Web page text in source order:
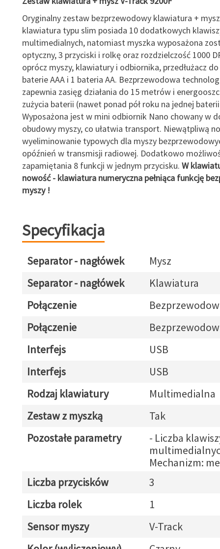
Oryginalny zestaw bezprzewodowy klawiatura +
klawiatura typu slim posiada 10 dodatkowych
multimedialnych, natomiast myszka wyposażona
optyczny, 3 przyciski i rolkę oraz rozdzielczość 1000
oprócz myszy, klawiatury i odbiornika, przedłużacz
baterie AAA i 1 bateria AA. Bezprzewodowa
zapewnia zasięg działania do 15 metrów i
zużycia baterii (nawet ponad pół roku na jednej
Wyposażona jest w mini odbiornik Nano chowany w
obudowy myszy, co ułatwia transport. Niewątpliwą
wyeliminowanie typowych dla myszy
opóźnień w transmisji radiowej. Dodatkowo
zapamiętania 8 funkcji w jednym przycisku. W
nowość - klawiatura numeryczna pełniąca funkcję
myszy !
Specyfikacja
Separator - nagłówek
Mysz
Separator - nagłówek
Klawiatura
Połączenie
Połączenie
Interfejs
USB
Interfejs
USB
Rodzaj klawiatury
Multimedialna
Zestaw z myszką
Tak
Pozostałe parametry
- Liczba
Mechanizm:
Liczba przycisków
3
Liczba rolek
1
Sensor myszy
V-Track